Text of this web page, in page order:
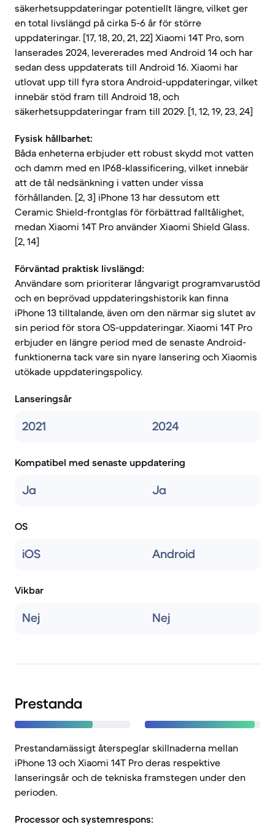
säkerhetsuppdateringar potentiellt längre, vilket ger
en total livslängd på cirka 5-6 år för större
uppdateringar. [17, 18, 20, 21, 22] Xiaomi 14T Pro, som
lanserades 2024, levererades med Android 14 och har
sedan dess uppdaterats till Android 16. Xiaomi har
utlovat upp till fyra stora Android-uppdateringar, vilket
innebär stöd fram till Android 18, och
säkerhetsuppdateringar fram till 2029. [1, 12, 19, 23, 24]
Fysisk hållbarhet:
Båda enheterna erbjuder ett robust skydd mot vatten
och damm med en IP68-klassificering, vilket innebär
att de tål nedsänkning i vatten under vissa
förhållanden. [2, 3] iPhone 13 har dessutom ett
Ceramic Shield-frontglas för förbättrad falltålighet,
medan Xiaomi 14T Pro använder Xiaomi Shield Glass.
[2, 14]
Förväntad praktisk livslängd:
Användare som prioriterar långvarigt programvarustöd
och en beprövad uppdateringshistorik kan finna
iPhone 13 tilltalande, även om den närmar sig slutet av
sin period för stora OS-uppdateringar. Xiaomi 14T Pro
erbjuder en längre period med de senaste Android-
funktionerna tack vare sin nyare lansering och Xiaomis
utökade uppdateringspolicy.
Lanseringsår
2021 2024
Kompatibel med senaste uppdatering
Ja Ja
OS
iOS Android
Vikbar
Nej Nej
Prestanda
Prestandamässigt återspeglar skillnaderna mellan
iPhone 13 och Xiaomi 14T Pro deras respektive
lanseringsår och de tekniska framstegen under den
perioden.
Processor och systemrespons: